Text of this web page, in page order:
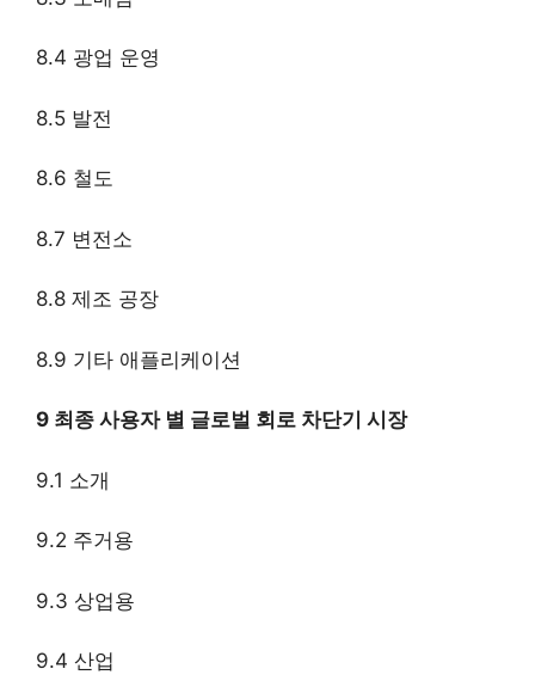
8.4 광업 운영
8.5 발전
8.6 철도
8.7 변전소
8.8 제조 공장
8.9 기타 애플리케이션
9 최종 사용자 별 글로벌 회로 차단기 시장
9.1 소개
9.2 주거용
9.3 상업용
9.4 산업